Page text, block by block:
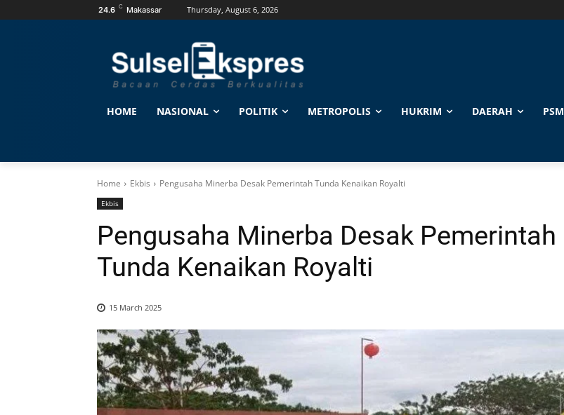
24.6 C Makassar Thursday, August 6, 2026
HOME NASIONAL POLITIK METROPOLIS HUKRIM DAERAH PSM
Home Ekbis Pengusaha Minerba Desak Pemerintah Tunda Kenaikan Royalti
Ekbis
Pengusaha Minerba Desak Pemerintah
Tunda Kenaikan Royalti
15 March 2025